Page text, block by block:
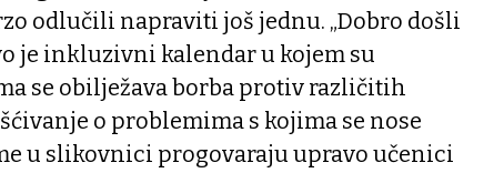
odlučili napraviti još jednu. „Dobro došli
je inkluzivni kalendar u kojem su
se obilježava borba protiv različitih
o problemima s kojima se nose
u slikovnici progovaraju upravo učenici